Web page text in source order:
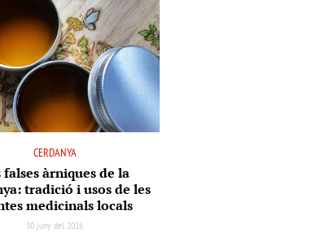
CERDANYA
falses àrniques de la
tradició i usos de les
medicinals locals
30 juny del 2026